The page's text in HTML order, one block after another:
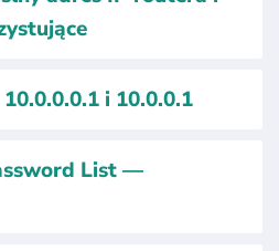
i 10.0.0.1
List —